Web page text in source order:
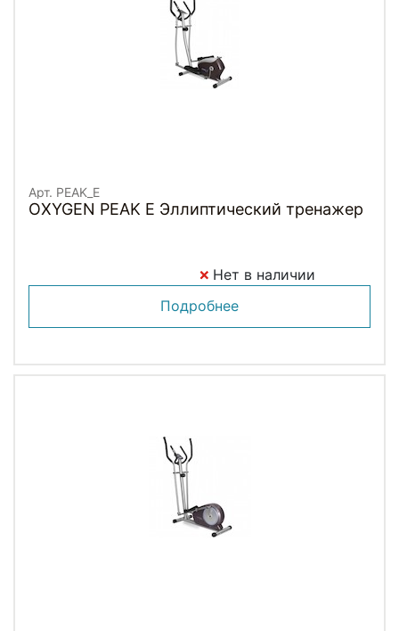
Арт. PEAK_E
OXYGEN PEAK Е Эллиптический тренажер
Нет в наличии
Подробнее